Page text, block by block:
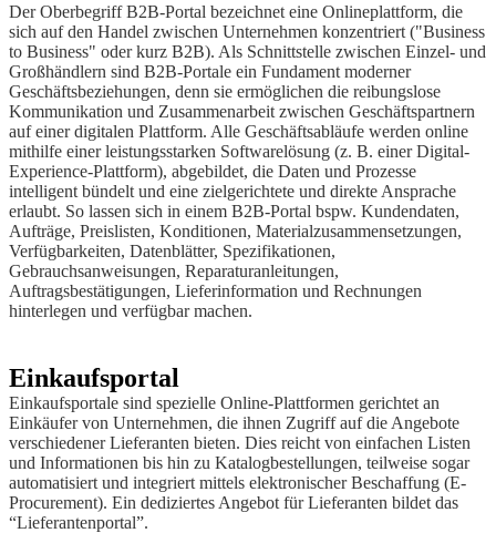
Der Oberbegriff B2B-Portal bezeichnet eine Onlineplattform, die
sich auf den Handel zwischen Unternehmen konzentriert ("Business
to Business" oder kurz B2B). Als Schnittstelle zwischen Einzel- und
Großhändlern sind B2B-Portale ein Fundament moderner
Geschäftsbeziehungen, denn sie ermöglichen die reibungslose
Kommunikation und Zusammenarbeit zwischen Geschäftspartnern
auf einer digitalen Plattform. Alle Geschäftsabläufe werden online
mithilfe einer leistungsstarken Softwarelösung (z. B. einer Digital-
Experience-Plattform), abgebildet, die Daten und Prozesse
intelligent bündelt und eine zielgerichtete und direkte Ansprache
erlaubt. So lassen sich in einem B2B-Portal bspw. Kundendaten,
Aufträge, Preislisten, Konditionen, Materialzusammensetzungen,
Verfügbarkeiten, Datenblätter, Spezifikationen,
Gebrauchsanweisungen, Reparaturanleitungen,
Auftragsbestätigungen, Lieferinformation und Rechnungen
hinterlegen und verfügbar machen.
Einkaufsportal
Einkaufsportale sind spezielle Online-Plattformen gerichtet an
Einkäufer von Unternehmen, die ihnen Zugriff auf die Angebote
verschiedener Lieferanten bieten. Dies reicht von einfachen Listen
und Informationen bis hin zu Katalogbestellungen, teilweise sogar
automatisiert und integriert mittels elektronischer Beschaffung (E-
Procurement). Ein dediziertes Angebot für Lieferanten bildet das
“Lieferantenportal”.